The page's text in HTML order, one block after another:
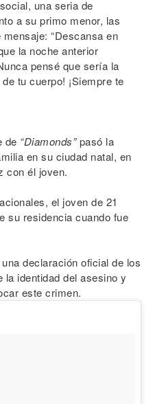
una seria de
a su primo menor, las
“Descansa en
la noche anterior
pensé que sería la
tu cuerpo! ¡Siempre te
de “Diamonds”pasó la
en su ciudad natal, en
con él joven.
el joven de 21
su residencia cuando fue
declaración oficial de los
identidad del asesino y
este crimen.